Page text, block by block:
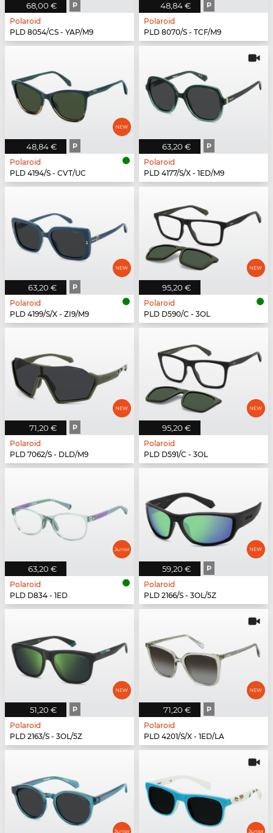
68,00 € P
Polaroid
PLD 8054/CS - YAP/M9
48,84 € P
Polaroid
PLD 8070/S - TCF/M9
48,84 € P
Polaroid
PLD 4194/S - CVT/UC
63,20 € P
Polaroid
PLD 4177/S/X - 1ED/M9
63,20 € P
Polaroid
PLD 4199/S/X - ZI9/M9
95,20 €
Polaroid
PLD D590/C - 3OL
71,20 € P
Polaroid
PLD 7062/S - DLD/M9
95,20 €
Polaroid
PLD D591/C - 3OL
63,20 €
Polaroid
PLD D834 - 1ED
59,20 € P
Polaroid
PLD 2166/S - 3OL/5Z
51,20 € P
Polaroid
PLD 2163/S - 3OL/5Z
71,20 € P
Polaroid
PLD 4201/S/X - 1ED/LA